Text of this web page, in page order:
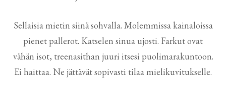
Sellaisia mietin siinä sohvalla. Molemmissa kainaloissa
pienet pallerot. Katselen sinua ujosti. Farkut ovat
vähän isot, treenasithan juuri itsesi puolimarakuntoon.
Ei haittaa. Ne jättävät sopivasti tilaa mielikuvitukselle.